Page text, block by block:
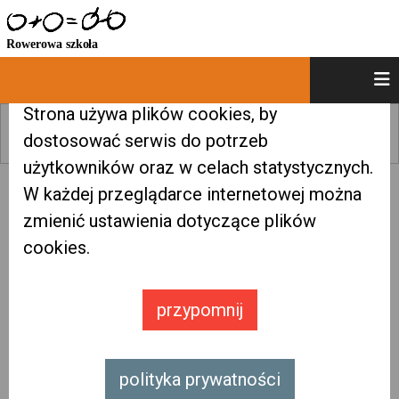
Strona używa plików cookies, by
dostosować serwis do potrzeb
użytkowników oraz w celach statystycznych.
W każdej przeglądarce internetowej można
zmienić ustawienia dotyczące plików
cookies.
przypomnij
polityka prywatności
< 13 14 15 16